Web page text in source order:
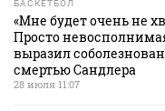
БАСКЕТБОЛ
«Мне будет очень не
Просто
выразил
смертью Сандлера
28 июля 11:07